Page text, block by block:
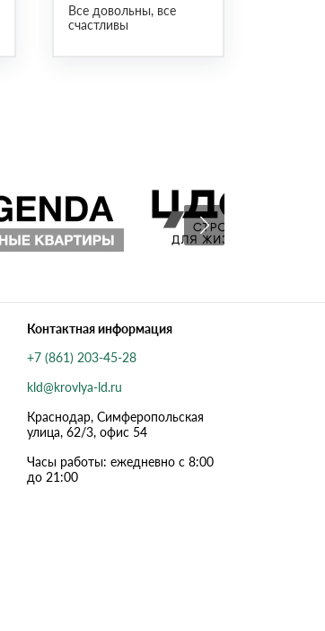
Все довольны, все
счастливы
Контактная информация
+7 (861) 203-45-28
kld@krovlya-ld.ru
Краснодар, Симферопольская
улица, 62/3, офис 54
Часы работы: ежедневно с 8:00
до 21:00